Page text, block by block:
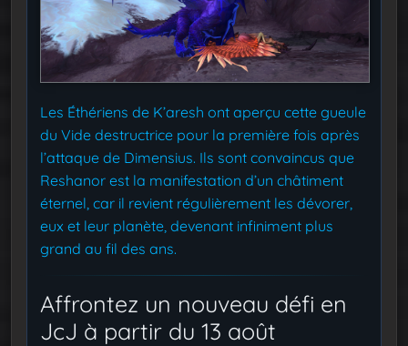
Les Éthériens de K’aresh ont aperçu cette gueule
du Vide destructrice pour la première fois après
l’attaque de Dimensius. Ils sont convaincus que
Reshanor est la manifestation d’un châtiment
éternel, car il revient régulièrement les dévorer,
eux et leur planète, devenant infiniment plus
grand au fil des ans.
Affrontez un nouveau défi en
JcJ à partir du 13 août